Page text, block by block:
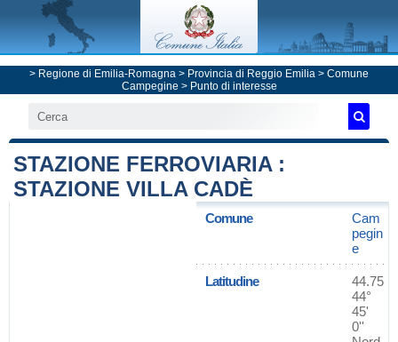
> Regione di Emilia-Romagna > Provincia di Reggio Emilia > Comune
Campegine > Punto di interesse
STAZIONE FERROVIARIA :
STAZIONE VILLA CADÈ
Comune
Cam
pegin
e
Latitudine
44.75
44°
45'
0''